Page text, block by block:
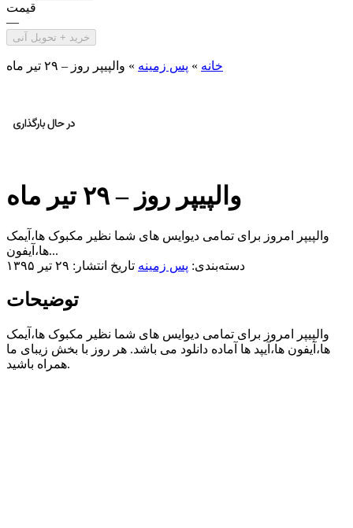
قیمت
—
خرید + تحویل آنی
خانه » پس زمینه » والپیپر روز – ۲۹ تیر ماه
والپیپر روز – ۲۹ تیر ماه
والپیپر امروز برای تمامی دیوایس های شما نظیر مکبوک ها،آیمک
ها،آیفون...
دسته‌بندی: پس زمینه تاریخ انتشار: ۲۹ تیر ۱۳۹۵
توضیحات
والپیپر امروز برای تمامی دیوایس های شما نظیر مکبوک ها،آیمک
ها،آیفون ها،آیپد ها آماده دانلود می باشد. هر روز با بخش زیبای ما
همراه باشید.​